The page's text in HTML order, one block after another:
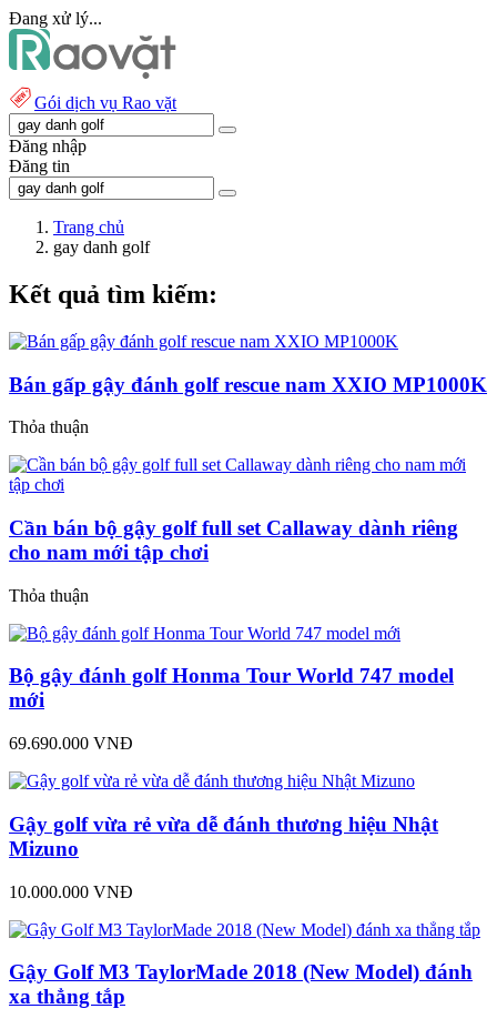
Đang xử lý...
Gói dịch vụ Rao vặt
Đăng nhập
Đăng tin
Trang chủ
gay danh golf
Kết quả tìm kiếm:
Bán gấp gậy đánh golf rescue nam XXIO MP1000K
Thỏa thuận
Cần bán bộ gậy golf full set Callaway dành riêng
cho nam mới tập chơi
Thỏa thuận
Bộ gậy đánh golf Honma Tour World 747 model
mới
69.690.000 VNĐ
Gậy golf vừa rẻ vừa dễ đánh thương hiệu Nhật
Mizuno
10.000.000 VNĐ
Gậy Golf M3 TaylorMade 2018 (New Model) đánh
xa thẳng tắp